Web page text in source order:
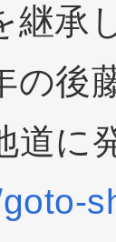
継承
の後
道に